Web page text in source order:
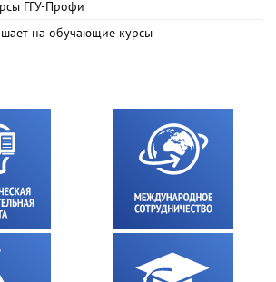
ГГУ-Профи
на обучающие курсы